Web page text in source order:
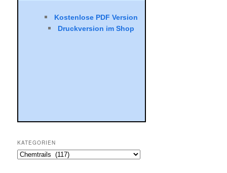
Kostenlose PDF Version
Druck­ver­sion im Shop
KATEGORIEN
Kategorien